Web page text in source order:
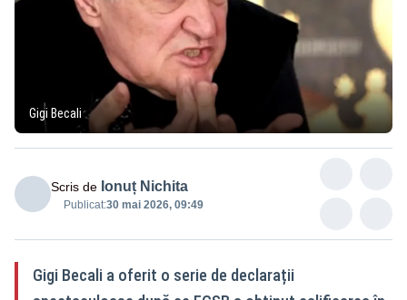
Gigi Becali
Scris de Ionuț Nichita
Publicat:30 mai 2026, 09:49
Gigi Becali a oferit o serie de declarații